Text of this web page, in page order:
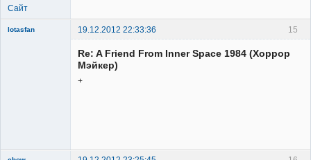
Сайт
15
lotasfan
19.12.2012 22:33:36
Re: A Friend From Inner Space 1984 (Хоррор
Мэйкер)
+